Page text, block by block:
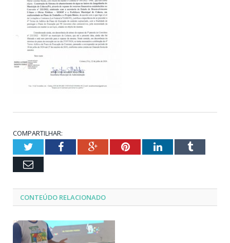
COMPARTILHAR:
TwitterFacebookGoogle+PinterestLinkedInTumblr
Email
CONTEÚDO RELACIONADO